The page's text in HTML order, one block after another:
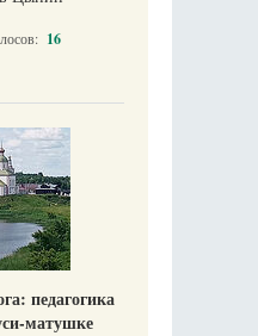
16
педагогика
матушке